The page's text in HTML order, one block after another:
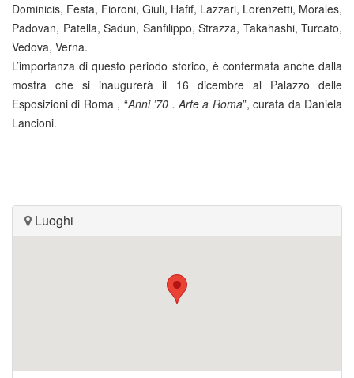
Dominicis, Festa, Fioroni, Giuli, Hafif, Lazzari, Lorenzetti, Morales,
Padovan, Patella, Sadun, Sanfilippo, Strazza, Takahashi, Turcato,
Vedova, Verna.
L’importanza di questo periodo storico, è confermata anche dalla
mostra che si inaugurerà il 16 dicembre al Palazzo delle
Esposizioni di Roma , “Anni ’70 . Arte a Roma”, curata da Daniela
Lancioni.
Luoghi